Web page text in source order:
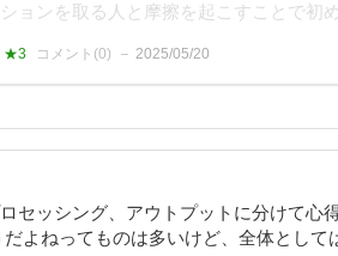
ョンを取る人と摩擦を起こすことで初
★3 コメント(0) 2025/05/20
セッシング、アウトプットに分けて心
よねってものは多いけど、全体として